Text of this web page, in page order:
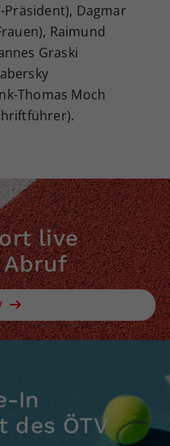
Präsident), Dagmar
Raimund
Graski
Thomas Moch
live
In
des ÖTV